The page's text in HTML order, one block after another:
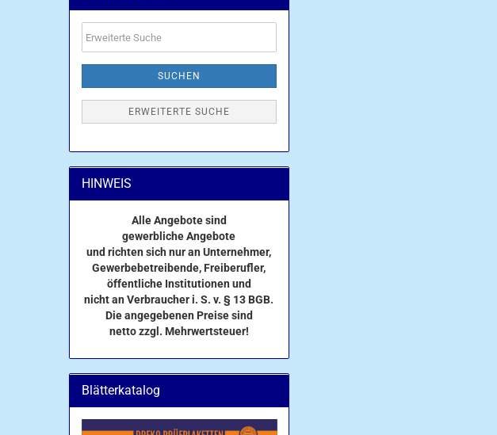
Suche
SUCHEN
ERWEITERTE SUCHE
HINWEIS
Alle Angebote sind
gewerbliche Angebote
und richten sich nur an Unternehmer,
Gewerbebetreibende, Freiberufler,
öffentliche Institutionen und
nicht an Verbraucher i. S. v. § 13 BGB.
Die angegebenen Preise sind
netto zzgl. Mehrwertsteuer!
Blätterkatalog